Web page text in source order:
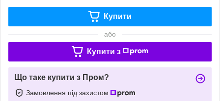
Купити
або
Купити з
Що таке купити з Пром?
Замовлення під захистом